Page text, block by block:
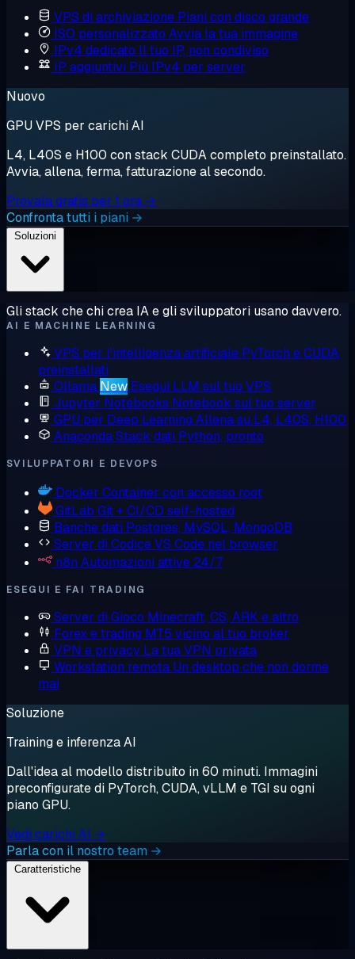
VPS di archiviazione Piani con disco grande
ISO personalizzato Avvia la tua immagine
IPv4 dedicato Il tuo IP, non condiviso
IP aggiuntivi Più IPv4 per server
Nuovo
GPU VPS per carichi AI
L4, L40S e H100 con stack CUDA completo preinstallato.
Avvia, allena, ferma, fatturazione al secondo.
Provala gratis per 1 ora →
Confronta tutti i piani →
Gli stack che chi crea IA e gli sviluppatori usano davvero.
AI E MACHINE LEARNING
VPS per l'intelligenza artificiale PyTorch e CUDA
preinstallati
Ollama New Esegui LLM sul tuo VPS
Jupyter Notebooks Notebook sul tuo server
GPU per Deep Learning Allena su L4, L40S, H100
AnacondaStack dati Python, pronto
SVILUPPATORI E DEVOPS
Docker Container con accesso root
GitLab Git + CI/CD self-hosted
Banche dati Postgres, MySQL, MongoDB
Server di CodiceVS Code nel browser
n8n Automazioni attive 24/7
ESEGUI E FAI TRADING
Server di Gioco Minecraft, CS, ARK e altro
Forex e trading MT5 vicino al tuo broker
VPN e privacy La tua VPN privata
Workstation remota Un desktop che non dorme
mai
Soluzione
Training e inferenza AI
Dall'idea al modello distribuito in 60 minuti. Immagini
preconfigurate di PyTorch, CUDA, vLLM e TGI su ogni
piano GPU.
Vedi carichi AI →
Parla con il nostro team →